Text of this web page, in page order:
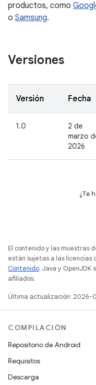
productos, como
o Samsung.
Versiones
Versión Fecha
1.0
2 de
marzo
2026
¿Te
El contenido y las muestras
están sujetas a las licencias
Contenido. Java y OpenJDK
afiliados.
Última actualización: 2026-
COMPILACIÓN
Repositorio de Android
Requisitos
Descarga